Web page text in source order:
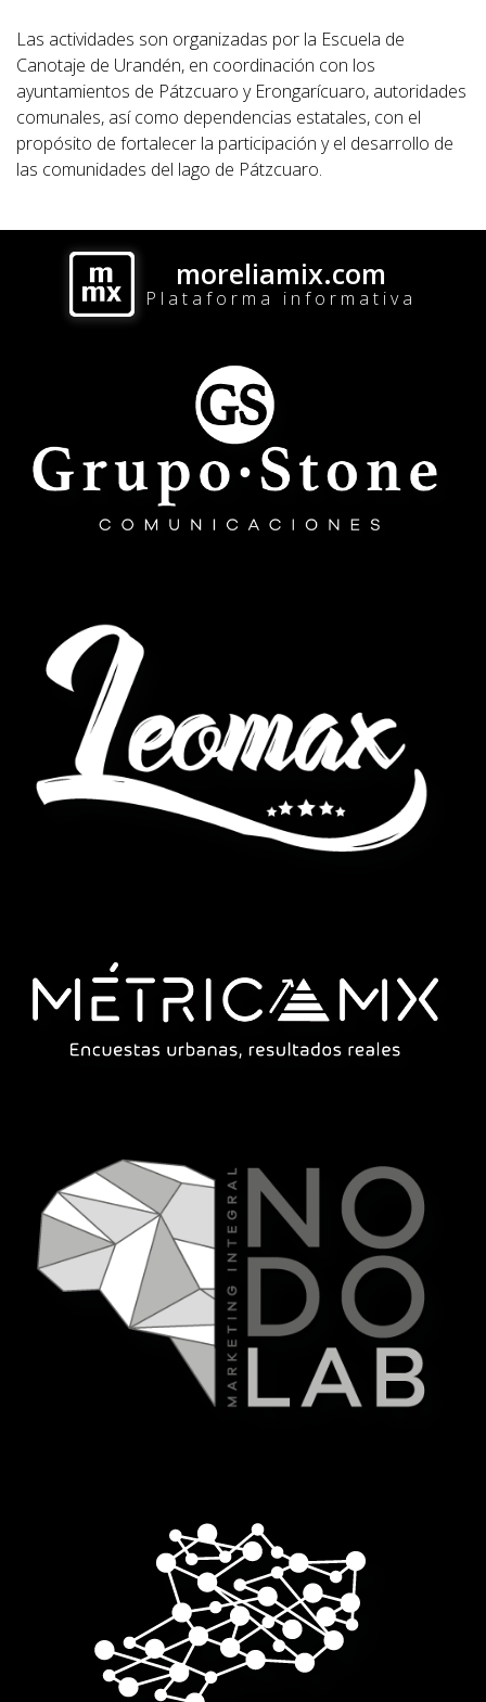
Las actividades son organizadas por la Escuela de
Canotaje de Urandén, en coordinación con los
ayuntamientos de Pátzcuaro y Erongarícuaro, autoridades
comunales, así como dependencias estatales, con el
propósito de fortalecer la participación y el desarrollo de
las comunidades del lago de Pátzcuaro.
moreliamix.com
Plataforma informativa